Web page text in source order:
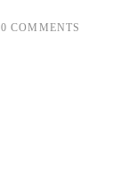
0 COMMENTS